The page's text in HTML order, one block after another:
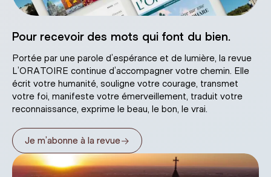
Pour recevoir des mots qui font du bien.
Portée par une parole d’espérance et de lumière, la revue
L’ORATOIRE continue d’accompagner votre chemin. Elle
écrit votre humanité, souligne votre courage, transmet
votre foi, manifeste votre émerveillement, traduit votre
reconnaissance, exprime le beau, le bon, le vrai.
Je m’abonne à la revue→